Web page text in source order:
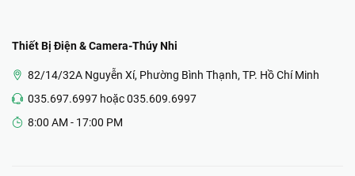
Thiết Bị Điện & Camera-Thúy Nhi
82/14/32A Nguyễn Xí, Phường Bình Thạnh, TP. Hồ Chí Minh
035.697.6997 hoặc 035.609.6997
8:00 AM - 17:00 PM